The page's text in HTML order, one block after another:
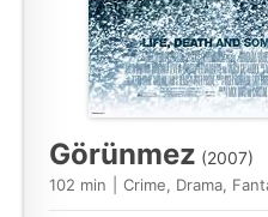
Görünmez (2007)
102 min Crime, Drama,